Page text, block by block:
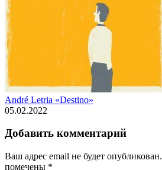
André Letria «Destino»
05.02.2022
Добавить комментарий
Ваш адрес email не будет опубликован.
помечены *